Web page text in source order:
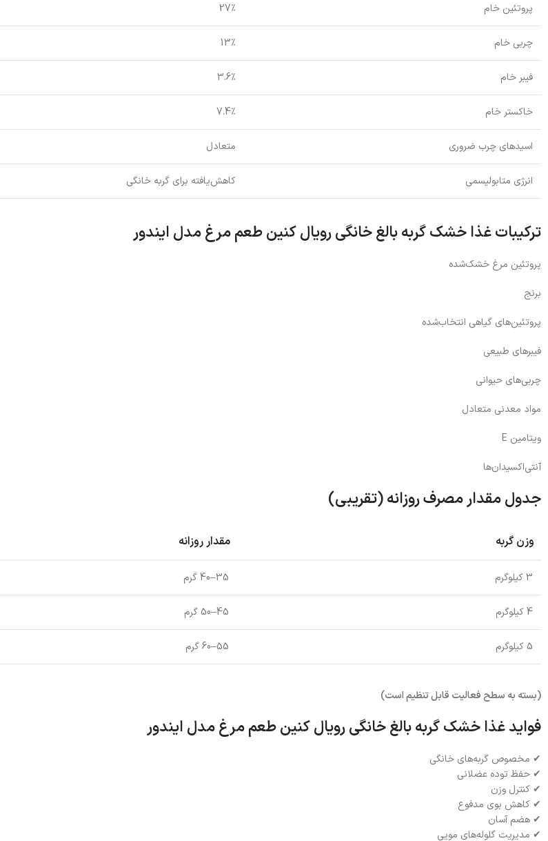
پروتئین خام 27٪
چربی خام 13٪
فیبر خام 3.6٪
خاکستر خام 7.4٪
اسیدهای چرب ضروری متعادل
انرژی متابولیسمی کاهش‌یافته برای گربه خانگی
ترکیبات غذا خشک گربه بالغ خانگی رویال کنین طعم مرغ مدل ایندور
پروتئین مرغ خشک‌شده
برنج
پروتئین‌های گیاهی انتخاب‌شده
فیبرهای طبیعی
چربی‌های حیوانی
مواد معدنی متعادل
ویتامین E
آنتی‌اکسیدان‌ها
جدول مقدار مصرف روزانه (تقریبی)
وزن گربه مقدار روزانه
3 کیلوگرم 35–40 گرم
4 کیلوگرم 45–50 گرم
5 کیلوگرم 55–60 گرم
(بسته به سطح فعالیت قابل تنظیم است)
فواید غذا خشک گربه بالغ خانگی رویال کنین طعم مرغ مدل ایندور
✔ مخصوص گربه‌های خانگی
✔ حفظ توده عضلانی
✔ کنترل وزن
✔ کاهش بوی مدفوع
✔ هضم آسان
✔ مدیریت گلوله‌های مویی